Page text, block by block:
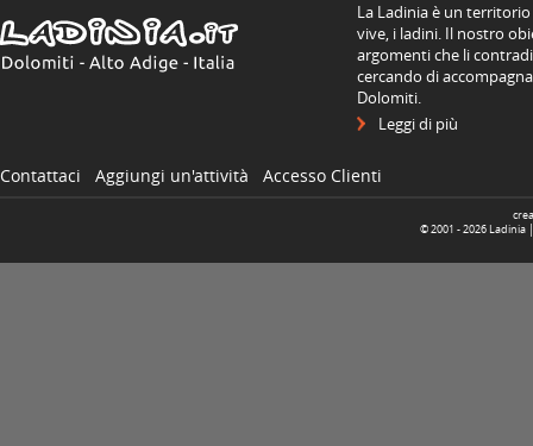
La Ladinia è un
vive, i ladini. Il nostro
argomenti che li
cercando di
Dolomiti.
Leggi di più
Contattaci Aggiungi un'attività Accesso Clienti
© 2001 -2026 Ladinia